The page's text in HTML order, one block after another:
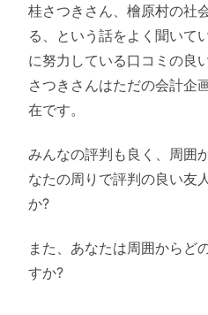
桂さつきさん、檜原村の社
る、という話をよく聞いて
に努力している口コミの良
さつきさんはただの会計企
在です。
みんなの評判も良く、周囲
なたの周りで評判の良い友
か?
また、あなたは周囲からど
すか?